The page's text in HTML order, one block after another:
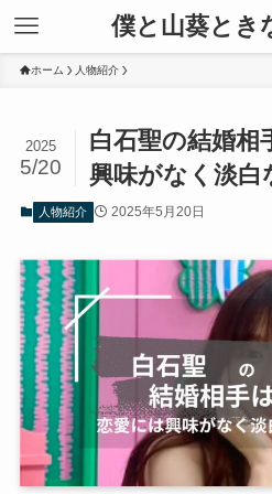
僕と山葵とき
ホーム 人物紹介
白石聖の結婚相
興味がなく淡白
2025
5/20
人物紹介 2025年5月20日